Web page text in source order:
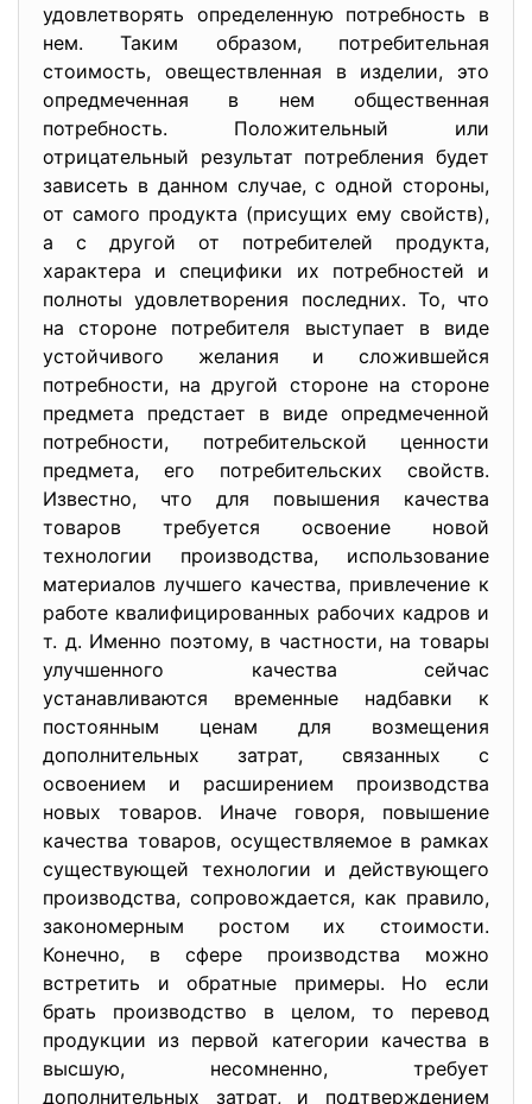
удовлетворять определенную потребность в
нем. Таким образом, потребительная
стоимость, овеществленная в изделии, это
опредмеченная в нем общественная
потребность. Положительный или
отрицательный результат потребления будет
зависеть в данном случае, с одной стороны,
от самого продукта (присущих ему свойств),
а с другой от потребителей продукта,
характера и специфики их потребностей и
полноты удовлетворения последних. То, что
на стороне потребителя выступает в виде
устойчивого желания и сложившейся
потребности, на другой стороне на стороне
предмета предстает в виде опредмеченной
потребности, потребительской ценности
предмета, его потребительских свойств.
Известно, что для повышения качества
товаров требуется освоение новой
технологии производства, использование
материалов лучшего качества, привлечение к
работе квалифицированных рабочих кадров и
т. д. Именно поэтому, в частности, на товары
улучшенного качества сейчас
устанавливаются временные надбавки к
постоянным ценам для возмещения
дополнительных затрат, связанных с
освоением и расширением производства
новых товаров. Иначе говоря, повышение
качества товаров, осуществляемое в рамках
существующей технологии и действующего
производства, сопровождается, как правило,
закономерным ростом их стоимости.
Конечно, в сфере производства можно
встретить и обратные примеры. Но если
брать производство в целом, то перевод
продукции из первой категории качества в
высшую, несомненно, требует
дополнительных затрат, и подтверждением